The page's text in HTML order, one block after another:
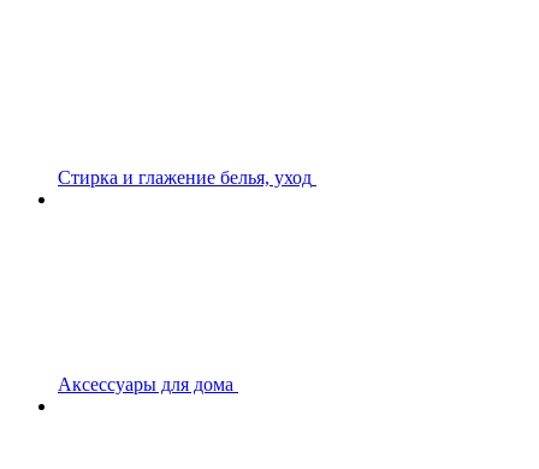
Стирка и глажение белья, уход
Аксессуары для дома